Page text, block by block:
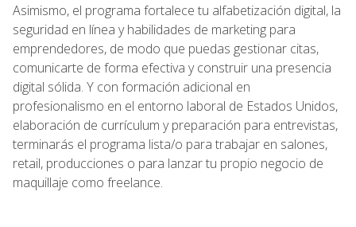
Asimismo, el programa fortalece tu alfabetización digital, la
seguridad en línea y habilidades de marketing para
emprendedores, de modo que puedas gestionar citas,
comunicarte de forma efectiva y construir una presencia
digital sólida. Y con formación adicional en
profesionalismo en el entorno laboral de Estados Unidos,
elaboración de currículum y preparación para entrevistas,
terminarás el programa lista/o para trabajar en salones,
retail, producciones o para lanzar tu propio negocio de
maquillaje como freelance.